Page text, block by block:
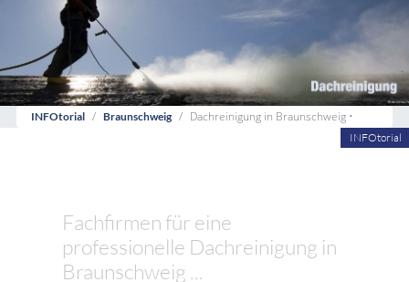
INFOtorial Braunschweig
Dachreinigung in Braunschweig •
INFOtorial
Fachfirmen für eine
professionelle Dachreinigung in
Braunschweig ...